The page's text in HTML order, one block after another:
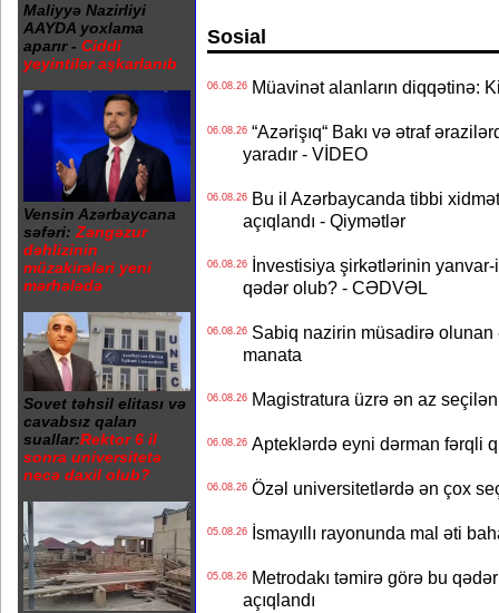
Maliyyə Nazirliyi
AAYDA yoxlama
aparır - Ciddi
yeyintilər aşkarlanıb
Vensin Azərbaycana
səfəri: Zəngəzur
dəhlizinin
müzakirələri yeni
mərhələdə
Sovet təhsil elitası və
cavabsız qalan
suallar:Rektor 6 il
sonra universitetə
necə daxil olub?
Sosial
06.08.26Müavinət alanların diqqətinə:
06.08.26“Azərişıq“ Bakı və ətraf
yaradır - VİDEO
06.08.26Bu il Azərbaycanda tibbi
açıqlandı - Qiymətlər
06.08.26İnvestisiya şirkətlərinin yanvar-
qədər olub? - CƏDVƏL
06.08.26Sabiq nazirin müsadirə olunan
manata
06.08.26Magistratura üzrə ən az
06.08.26Apteklərdə eyni dərman fərqli
06.08.26Özəl universitetlərdə ən çox
05.08.26İsmayıllı rayonunda mal əti
05.08.26Metrodakı təmirə görə bu
açıqlandı